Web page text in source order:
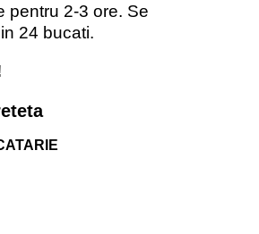
pentru 2-3 ore. Se
24 bucati.